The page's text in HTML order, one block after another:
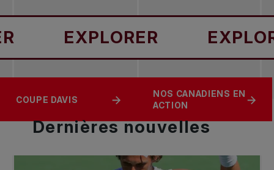
EXPLORER EXPLORER
CANADA
COUPE BILLIE JEAN
KING
COUPE DAVIS
NOS CANADIENS EN
ACTION
Dernièresnouvelles